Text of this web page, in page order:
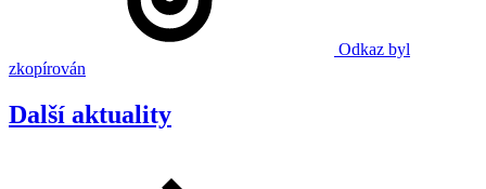
Odkaz byl
zkopírován
Další aktuality